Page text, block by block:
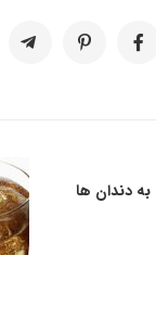
دندان ها